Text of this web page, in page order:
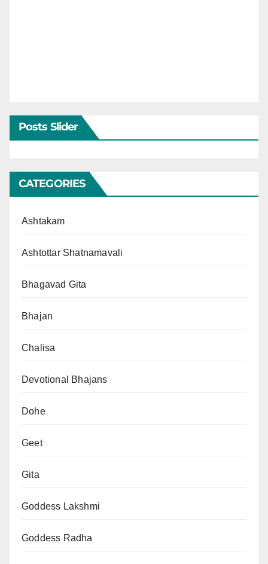
Posts Slider
CATEGORIES
Ashtakam
Ashtottar Shatnamavali
Bhagavad Gita
Bhajan
Chalisa
Devotional Bhajans
Dohe
Geet
Gita
Goddess Lakshmi
Goddess Radha